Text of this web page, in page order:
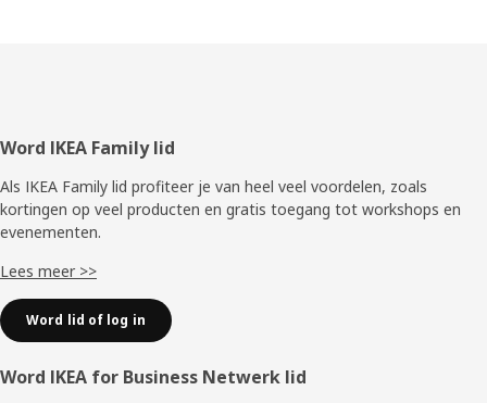
Voettekst
Word IKEA Family lid
Als IKEA Family lid profiteer je van heel veel voordelen, zoals
kortingen op veel producten en gratis toegang tot workshops en
evenementen.
Lees meer >>
Word lid of log in
Word IKEA for Business Netwerk lid